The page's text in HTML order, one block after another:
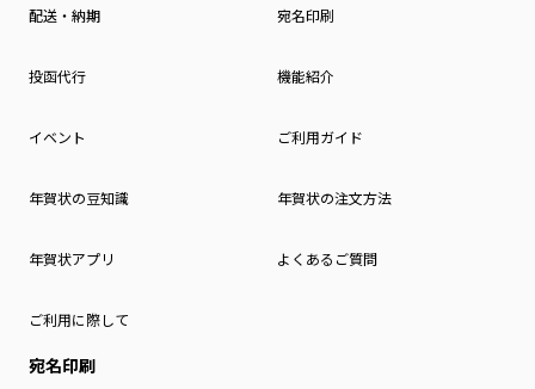
配送・納期 宛名印刷
投函代行 機能紹介
イベント ご利用ガイド
年賀状の豆知識 年賀状の注文方法
年賀状アプリ よくあるご質問
ご利用に際して
宛名印刷